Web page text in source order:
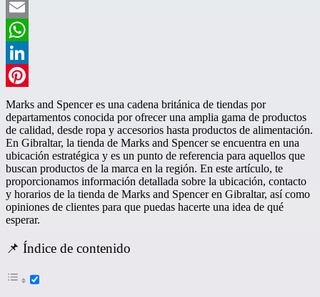
Twitter
Email
WhatsApp
LinkedIn
Pinterest
Marks and Spencer es una cadena británica de tiendas por
departamentos conocida por ofrecer una amplia gama de productos
de calidad, desde ropa y accesorios hasta productos de alimentación.
En Gibraltar, la tienda de Marks and Spencer se encuentra en una
ubicación estratégica y es un punto de referencia para aquellos que
buscan productos de la marca en la región. En este artículo, te
proporcionamos información detallada sobre la ubicación, contacto
y horarios de la tienda de Marks and Spencer en Gibraltar, así como
opiniones de clientes para que puedas hacerte una idea de qué
esperar.
📌 Índice de contenido